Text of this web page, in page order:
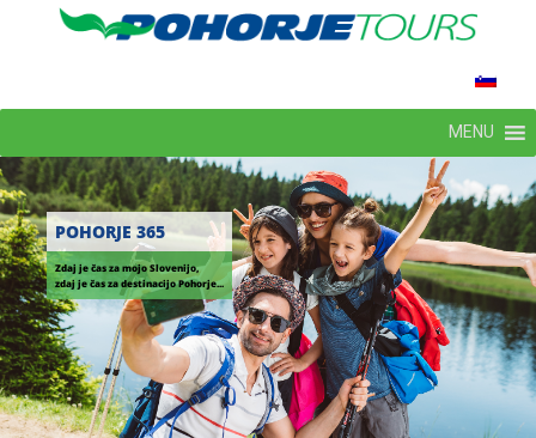
MENU
POHORJE 365
Zdaj je čas za mojo Slovenijo,
zdaj je čas za destinacijo Pohorje...